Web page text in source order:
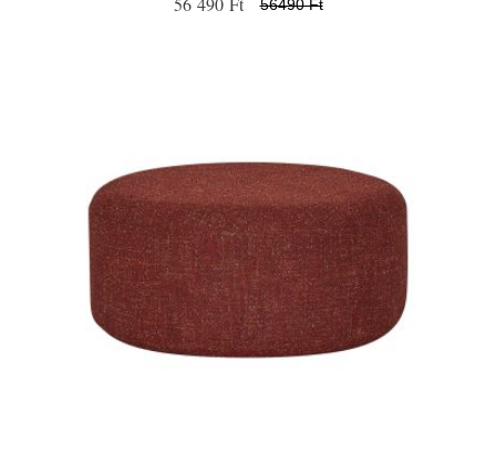
56490 Ft